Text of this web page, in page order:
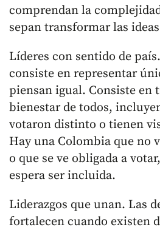
comprendan la
sepan transformar las
Líderes con sentido de
consiste en representar
piensan igual. Consiste en
bienestar de todos,
votaron distinto o tienen
Hay una Colombia que no
o que se ve obligada a
espera ser incluida.
Liderazgos que unan. Las
fortalecen cuando existen